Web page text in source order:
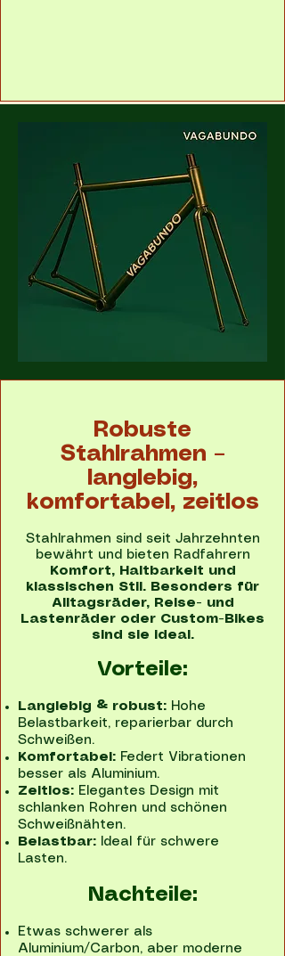
Robuste
Stahlrahmen –
langlebig,
komfortabel, zeitlos
Stahlrahmen sind seit Jahrzehnten
bewährt und bieten Radfahrern
Komfort, Haltbarkeit und
klassischen Stil. Besonders für
Alltagsräder, Reise- und
Lastenräder oder Custom-Bikes
sind sie ideal.
Vorteile:
Langlebig & robust: Hohe
Belastbarkeit, reparierbar durch
Schweißen.
Komfortabel: Federt Vibrationen
besser als Aluminium.
Zeitlos: Elegantes Design mit
schlanken Rohren und schönen
Schweißnähten.
Belastbar: Ideal für schwere
Lasten.
Nachteile:
Etwas schwerer als
Aluminium/Carbon, aber moderne